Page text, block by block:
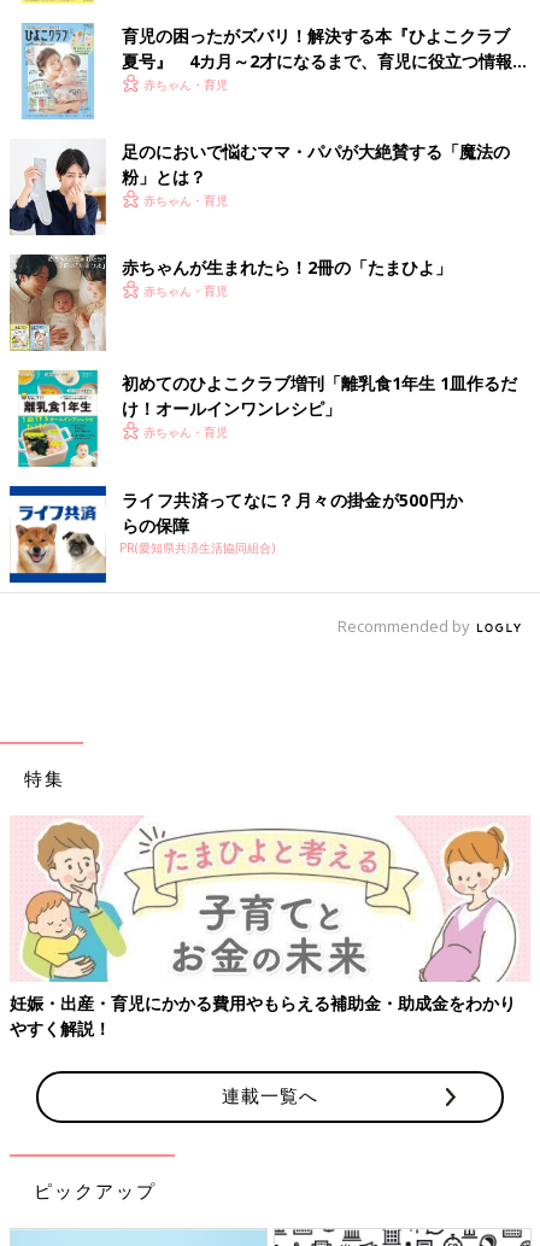
育児の困ったがズバリ！解決する本『ひよこクラブ
夏号』 4カ月～2才になるまで、育児に役立つ情報が
いっぱい！
赤ちゃん・育児
足のにおいで悩むママ・パパが大絶賛する「魔法の
粉」とは？
赤ちゃん・育児
赤ちゃんが生まれたら！2冊の「たまひよ」
赤ちゃん・育児
初めてのひよこクラブ増刊「離乳食1年生 1皿作るだ
け！オールインワン​レシピ」
赤ちゃん・育児
ライフ共済ってなに？月々の掛金が500円か
らの保障
PR(愛知県共済生活協同組合)
Recommended by
特集
やもらえる補助金・助成金をわかり 【ワクチン接種できるもの
連載一覧へ
ピックアップ